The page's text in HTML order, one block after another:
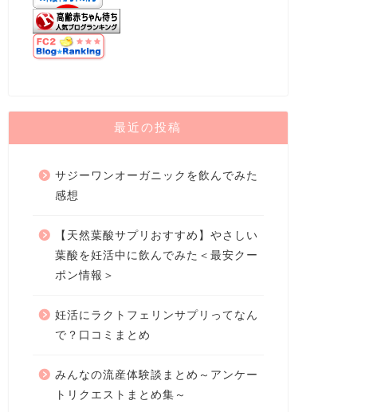
最近の投稿
サジーワンオーガニックを飲んでみた
感想
【天然葉酸サプリおすすめ】やさしい
葉酸を妊活中に飲んでみた＜最安クー
ポン情報＞
妊活にラクトフェリンサプリってなん
で？口コミまとめ
みんなの流産体験談まとめ～アンケー
トリクエストまとめ集～